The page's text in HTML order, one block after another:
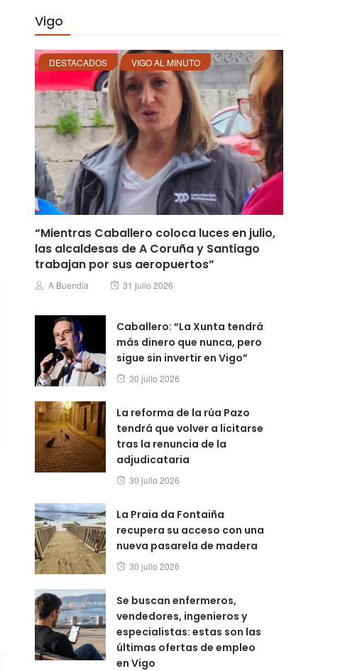
Vigo
DESTACADOS VIGO AL MINUTO
“Mientras Caballero coloca luces en julio,
las alcaldesas de A Coruña y Santiago
trabajan por sus aeropuertos”
Author
A Buendia
Posted
31 julio 2026
Caballero: “La Xunta tendrá
más dinero que nunca, pero
sigue sin invertir en Vigo”
Posted
30 julio 2026
La reforma de la rúa Pazo
tendrá que volver a licitarse
tras la renuncia de la
adjudicataria
Posted
30 julio 2026
La Praia da Fontaiña
recupera su acceso con una
nueva pasarela de madera
Posted
30 julio 2026
Se buscan enfermeros,
vendedores, ingenieros y
especialistas: estas son las
últimas ofertas de empleo
en Vigo